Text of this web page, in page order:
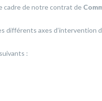
cadre de notre contrat de
différents axes d’intervention
: